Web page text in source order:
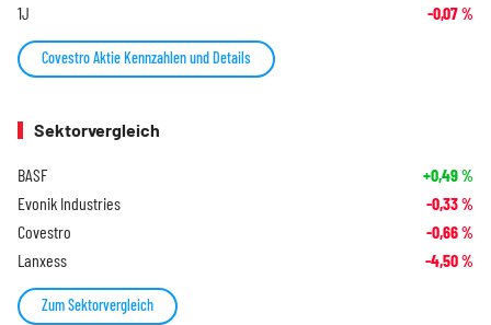
1J -0,07%
Covestro Aktie Kennzahlen und Details
Sektorvergleich
BASF +0,49%
Evonik Industries -0,33%
Covestro -0,66%
Lanxess -4,50%
Zum Sektorvergleich